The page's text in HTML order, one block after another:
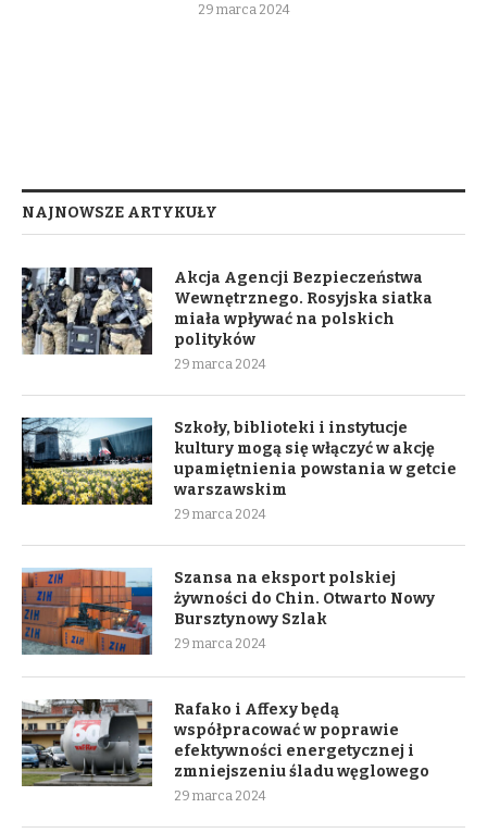
29 marca 2024
NAJNOWSZE ARTYKUŁY
Akcja Agencji Bezpieczeństwa
Wewnętrznego. Rosyjska siatka
miała wpływać na polskich
polityków
29 marca 2024
Szkoły, biblioteki i instytucje
kultury mogą się włączyć w akcję
upamiętnienia powstania w getcie
warszawskim
29 marca 2024
Szansa na eksport polskiej
żywności do Chin. Otwarto Nowy
Bursztynowy Szlak
29 marca 2024
Rafako i Affexy będą
współpracować w poprawie
efektywności energetycznej i
zmniejszeniu śladu węglowego
29 marca 2024